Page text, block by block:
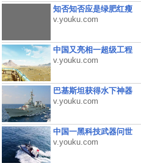
知否知否应是绿肥红瘦
v.youku.com
中国又亮相一超级工程
v.youku.com
巴基斯坦获得水下神器
v.youku.com
中国一黑科技武器问世
v.youku.com